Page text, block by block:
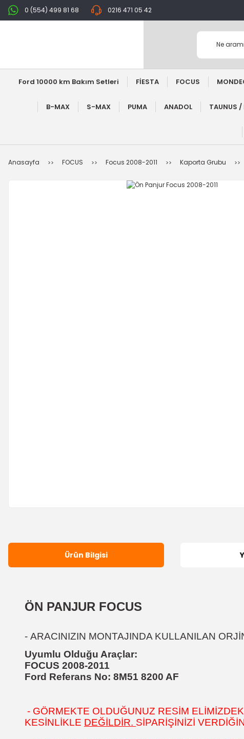
0 (554) 499 81 68 0216 471 05 42
Ford 10000 km Bakım Setleri FİESTA FOCUS
B-MAX S-MAX PUMA ANADOL TAUNUS /
Anasayfa FOCUS Focus 2008-2011 Kaporta Grubu
Ürün Bilgisi
ÖN PANJUR FOCUS
- ARACINIZIN MONTAJINDA KULLANILAN
Uyumlu Olduğu Araçlar:
FOCUS 2008-2011
Ford Referans No: 8M51 8200 AF
- GÖRMEKTE OLDUĞUNUZ RESİM
KESİNLİKLE DEĞİLDİR. SİPARİŞİNİZİ